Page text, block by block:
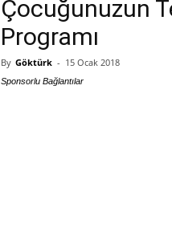
Çocuğunuzun
Programı
By Göktürk - 15 Ocak 2018
Sponsorlu Bağlantılar